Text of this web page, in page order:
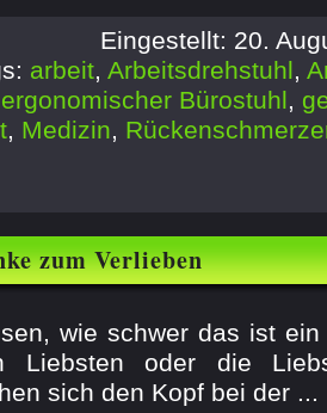
Eingestellt: 20.
arbeit, Arbeitsdrehstuhl,
ergonomischer Bürostuhl,
, Medizin,
zum Verlieben
wie schwer das ist
Liebsten oder die
sich den Kopf bei der ...